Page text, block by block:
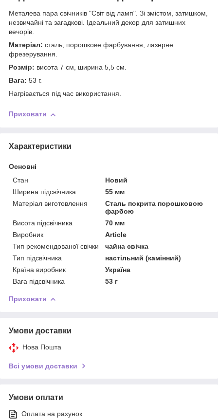
Металева пара свічників "Світ від ламп". Зі змістом, затишком,
незвичайні та загадкові. Ідеальний декор для затишних
вечорів.
Матеріал: сталь, порошкове фарбування, лазерне
фрезерування.
Розмір: висота 7 см, ширина 5,5 см.
Вага: 53 г.
Нагрівається під час використання.
Приховати
Характеристики
Основні
Стан
Новий
Ширина підсвічника
55 мм
Матеріал виготовлення
Сталь покрита порошковою
фарбою
Висота підсвічника
70 мм
Виробник
Article
Тип рекомендованої свічки
чайна свічка
Тип підсвічника
настільний (камінний)
Країна виробник
Україна
Вага підсвічника
53 г
Приховати
Умови доставки
Нова Пошта
Всі умови доставки
Умови оплати
Оплата на рахунок